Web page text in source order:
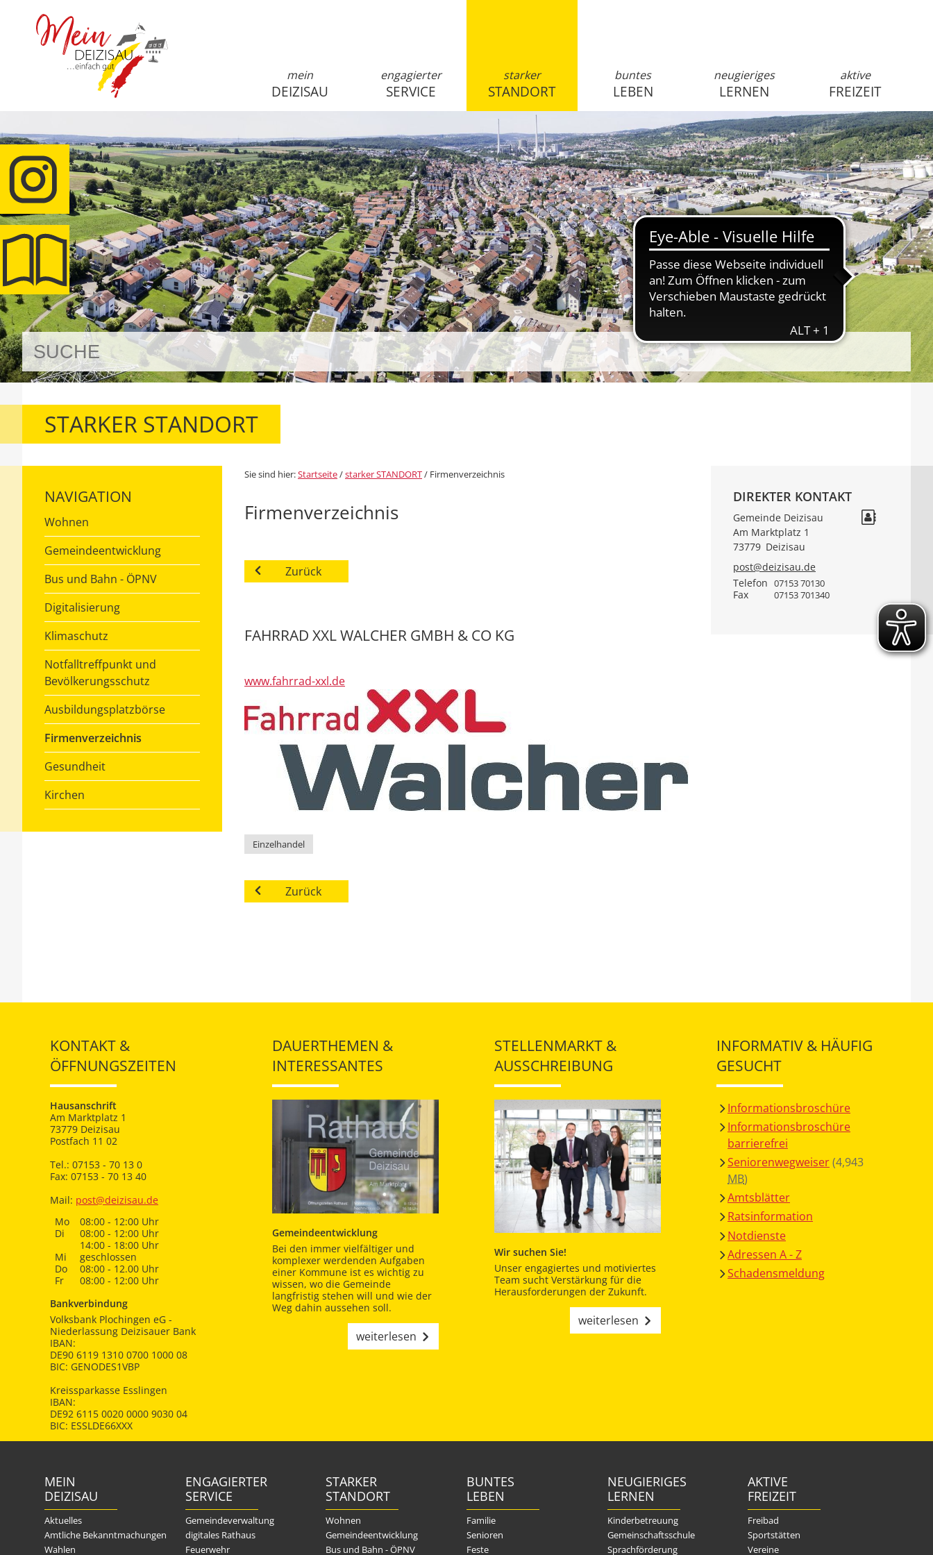
anmelden
mein
DEIZISAU
engagierter
SERVICE
starker
STANDORT
buntes
LEBEN
neugieriges
LERNEN
aktive
FREIZEIT
STARKER STANDORT
NAVIGATION
Wohnen
Gemeindeentwicklung
Bus und Bahn - ÖPNV
Digitalisierung
Klimaschutz
Notfalltreffpunkt und
Bevölkerungsschutz
Ausbildungsplatzbörse
Firmenverzeichnis
Gesundheit
Kirchen
Sie sind hier:Startseite/starker STANDORT/ Firmenverzeichnis
Firmenverzeichnis
Zurück
FAHRRAD XXL WALCHER GMBH & CO KG
www.fahrrad-xxl.de
Einzelhandel
Zurück
DIREKTER KONTAKT
Gemeinde Deizisau
Am Marktplatz 1
73779 Deizisau
post@deizisau.de
Telefon 07153 70130
Fax 07153 701340
KONTAKT &
ÖFFNUNGSZEITEN
Hausanschrift
Am Marktplatz 1
73779 Deizisau
Postfach 11 02
Tel.: 07153 - 70 13 0
Fax: 07153 - 70 13 40
Mail: post@deizisau.de
Mo
08:00 - 12:00 Uhr
Di
08:00 - 12:00 Uhr
14:00 - 18:00 Uhr
Mi
geschlossen
Do
08:00 - 12.00 Uhr
Fr
08:00 - 12:00 Uhr
Bankverbindung
Volksbank Plochingen eG -
Niederlassung Deizisauer Bank
IBAN:
DE90 6119 1310 0700 1000 08
BIC: GENODES1VBP
Kreissparkasse Esslingen
IBAN:
DE92 6115 0020 0000 9030 04
BIC: ESSLDE66XXX
DAUERTHEMEN &
INTERESSANTES
Gemeindeentwicklung
Bei den immer vielfältiger und
komplexer werdenden Aufgaben
einer Kommune ist es wichtig zu
wissen, wo die Gemeinde
langfristig stehen will und wie der
Weg dahin aussehen soll.
weiterlesen
STELLENMARKT &
AUSSCHREIBUNG
Wir suchen Sie!
Unser engagiertes und motiviertes
Team sucht Verstärkung für die
Herausforderungen der Zukunft.
weiterlesen
INFORMATIV & HÄUFIG
GESUCHT
Informationsbroschüre
Informationsbroschüre
barrierefrei
Seniorenwegweiser(4,943
MB)
Amtsblätter
Ratsinformation
Notdienste
Adressen A - Z
Schadensmeldung
MEIN
DEIZISAU
Aktuelles
Amtliche Bekanntmachungen
Wahlen
ENGAGIERTER
SERVICE
Gemeindeverwaltung
digitales Rathaus
Feuerwehr
STARKER
STANDORT
Wohnen
Gemeindeentwicklung
Bus und Bahn - ÖPNV
BUNTES
LEBEN
Familie
Senioren
Feste
NEUGIERIGES
LERNEN
Kinderbetreuung
Gemeinschaftsschule
Sprachförderung
AKTIVE
FREIZEIT
Freibad
Sportstätten
Vereine